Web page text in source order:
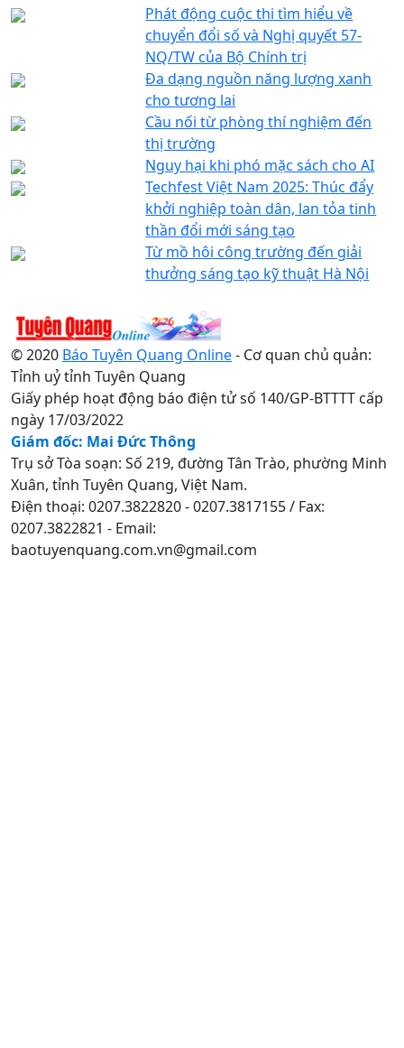
Phát động cuộc thi tìm hiểu về
chuyển đổi số và Nghị quyết 57-
NQ/TW của Bộ Chính trị
Đa dạng nguồn năng lượng xanh
cho tương lai
Cầu nối từ phòng thí nghiệm đến
thị trường
Nguy hại khi phó mặc sách cho AI
Techfest Việt Nam 2025: Thúc đẩy
khởi nghiệp toàn dân, lan tỏa tinh
thần đổi mới sáng tạo
Từ mồ hôi công trường đến giải
thưởng sáng tạo kỹ thuật Hà Nội
© 2020 Báo Tuyên Quang Online- Cơ quan chủ quản:
Tỉnh uỷ tỉnh Tuyên Quang
Giấy phép hoạt động báo điện tử số 140/GP-BTTTT cấp
ngày 17/03/2022
Giám đốc: Mai Đức Thông
Trụ sở Tòa soạn: Số 219, đường Tân Trào, phường Minh
Xuân, tỉnh Tuyên Quang, Việt Nam.
Điện thoại: 0207.3822820 - 0207.3817155 / Fax:
0207.3822821 - Email:
baotuyenquang.com.vn@gmail.com